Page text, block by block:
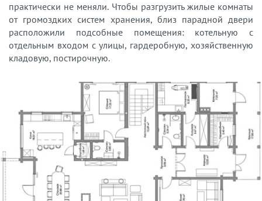
практически не меняли. Чтобы разгрузить жилые комнаты
от громоздких систем хранения, близ парадной двери
расположили подсобные помещения: котельную с
отдельным входом с улицы, гардеробную, хозяйственную
кладовую, постирочную.